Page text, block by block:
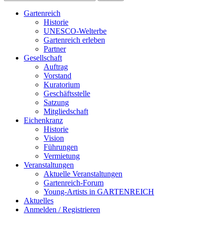
Gartenreich
Historie
UNESCO-Welterbe
Gartenreich erleben
Partner
Gesellschaft
Auftrag
Vorstand
Kuratorium
Geschäftsstelle
Satzung
Mitgliedschaft
Eichenkranz
Historie
Vision
Führungen
Vermietung
Veranstaltungen
Aktuelle Veranstaltungen
Gartenreich-Forum
Young-Artists in GARTENREICH
Aktuelles
Anmelden / Registrieren